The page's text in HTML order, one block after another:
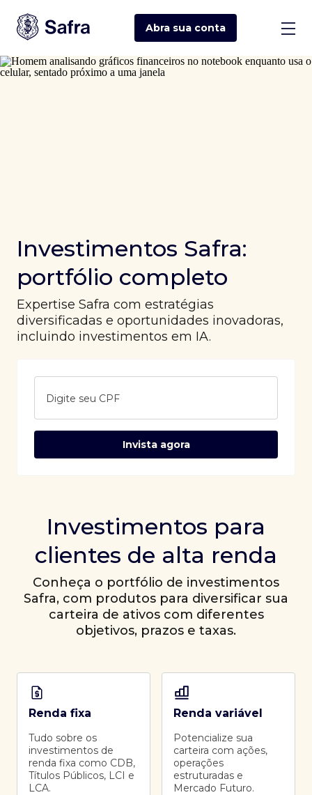
Abra sua conta
Investimentos Safra:
portfólio completo
Expertise Safra com estratégias
diversificadas e oportunidades inovadoras,
incluindo investimentos em IA.
Digite seu CPF
Invista agora
Investimentos para
clientes de alta renda
Conheça o portfólio de investimentos
Safra, com produtos para diversificar sua
carteira de ativos com diferentes
objetivos, prazos e taxas.
Renda fixa
Tudo sobre os
investimentos de
renda fixa como CDB,
Títulos Públicos, LCI e
LCA.
Renda variável
Potencialize sua
carteira com ações,
operações
estruturadas e
Mercado Futuro.